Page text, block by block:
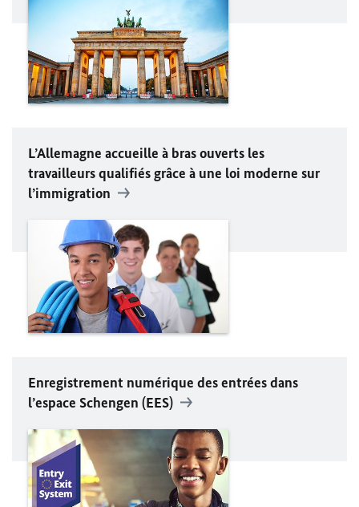
L’Allemagne accueille à bras ouverts les
travailleurs qualifiés grâce à une loi moderne sur
l’immigration
Enregistrement numérique des entrées dans
l’espace Schengen (EES)